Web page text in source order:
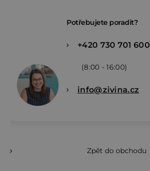
Potřebujete poradit?
+420 730 701 600
(8:00 - 16:00)
info@zivina.cz
Zpět do obchodu